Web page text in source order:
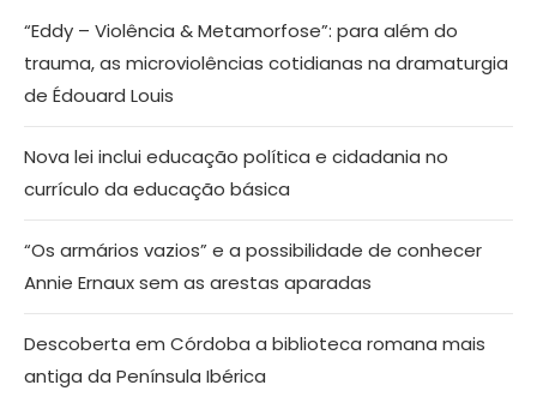
“Eddy – Violência & Metamorfose”: para além do
trauma, as microviolências cotidianas na dramaturgia
de Édouard Louis
Nova lei inclui educação política e cidadania no
currículo da educação básica
“Os armários vazios” e a possibilidade de conhecer
Annie Ernaux sem as arestas aparadas
Descoberta em Córdoba a biblioteca romana mais
antiga da Península Ibérica